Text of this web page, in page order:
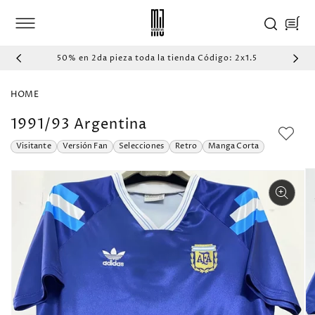
AL CONTENIDO
Carrito
50% en 2da pieza toda la tienda Código: 2x1.5
HOME
1991/93 Argentina
Visitante Versión Fan Selecciones Retro Manga Corta
IR
INFORMACIÓN
DEL PRODUCTO